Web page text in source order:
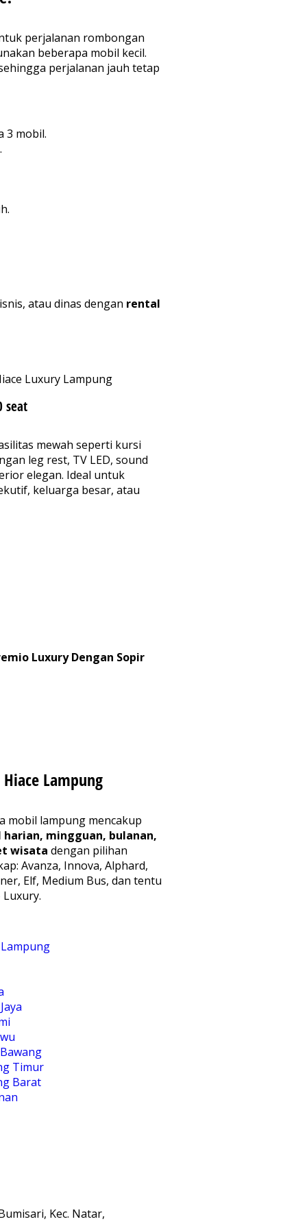
perjalanan rombongan
beberapa mobil kecil.
perjalanan jauh tetap
3 mobil.
atau dinas dengan rental
seat
mewah seperti kursi
leg rest, TV LED, sound
elegan. Ideal untuk
keluarga besar, atau
Luxury Dengan Sopir
Lampung
mobil lampung mencakup
mingguan, bulanan,
wisata dengan pilihan
Avanza, Innova, Alphard,
Elf, Medium Bus, dan tentu
Luxury.
Timur
Barat
Kec. Natar,